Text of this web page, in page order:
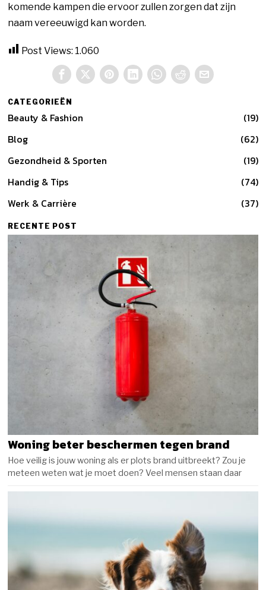
komende kampen die ervoor zullen zorgen dat zijn
naam vereeuwigd kan worden.
Post Views: 1.060
CATEGORIEËN
Beauty & Fashion
19
Blog
62
Gezondheid & Sporten
19
Handig & Tips
74
Werk & Carrière
37
RECENTE POST
Woning beter beschermen tegen brand
Hoe veilig is jouw woning als er plots brand uitbreekt? Zou je
meteen weten wat je moet doen? Veel mensen staan daar